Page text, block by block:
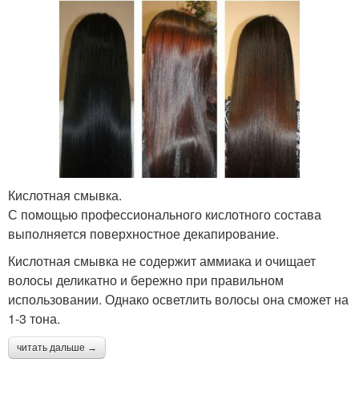
Кислотная смывка.
С помощью профессионального кислотного состава
выполняется поверхностное декапирование.
Кислотная смывка не содержит аммиака и очищает
волосы деликатно и бережно при правильном
использовании. Однако осветлить волосы она сможет на
1-3 тона.
читать дальше →